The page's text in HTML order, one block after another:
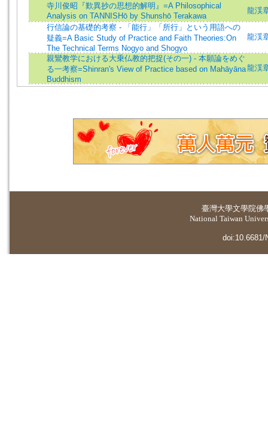
寺川俊昭『歎異抄の思想的解明』=A Philosophical
Analysis on TANNISHō by Shunshō Terakawa
龍渓
行信論の基礎的考察 - 「能行」「所行」という用語への
疑義=A Basic Study of Practice and Faith Theories:On
The Technical Terms Nogyo and Shogyo
龍渓
親鸞教学における大乗仏教的把捉(その一) - 本願論をめぐ
る一考察=Shinran's View of Practice based on Mahāyāna
Buddhism
龍渓
臺灣大學文學院佛
National Taiwan
doi:10.6681/